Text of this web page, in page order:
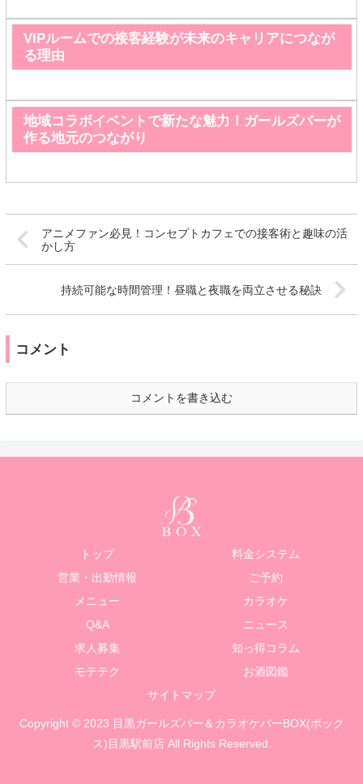
VIPルームでの接客経験が未来のキャリアにつなが
る理由
地域コラボイベントで新たな魅力！ガールズバーが
作る地元のつながり
アニメファン必見！コンセプトカフェでの接客術と趣味の活
かし方
持続可能な時間管理！昼職と夜職を両立させる秘訣
コメント
コメントを書き込む
トップ
料金システム
営業・出勤情報
ご予約
メニュー
カラオケ
Q&A
ニュース
求人募集
知っ得コラム
モテテク
お酒図鑑
サイトマップ
Copyright © 2023 目黒ガールズバー＆カラオケバーBOX(ボック
ス)目黒駅前店 All Rights Reserved.